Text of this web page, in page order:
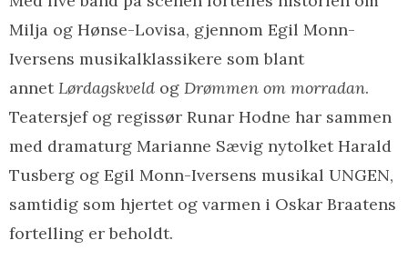
Milja og Hønse-Lovisa, gjennom Egil Monn-
Iversens musikalklassikere som blant
annetLørdagskveld og Drømmen om morradan.
Teatersjef og regissør Runar Hodne har sammen
med dramaturg Marianne Sævig nytolket Harald
Tusberg og Egil Monn-Iversens musikal UNGEN,
samtidig som hjertet og varmen i Oskar Braatens
fortelling er beholdt.